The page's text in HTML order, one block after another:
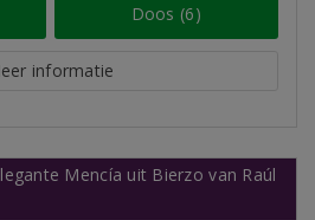
Doos (6)
informatie
Mencía uit Bierzo van Raúl